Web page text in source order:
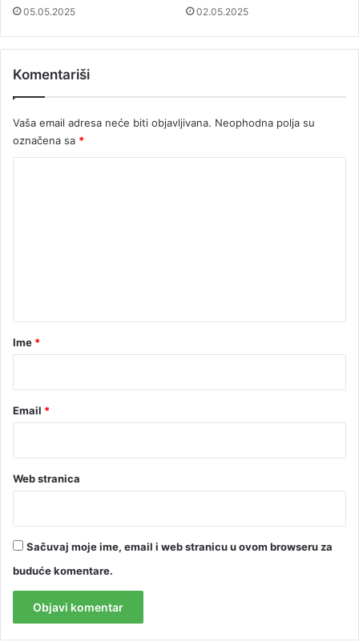
05.05.2025 02.05.2025
Komentariši
Vaša email adresa neće biti objavljivana. Neophodna polja su
označena sa *
rIme *
Email *
Web stranica
Sačuvaj moje ime, email i web stranicu u ovom browseru za
buduće komentare.